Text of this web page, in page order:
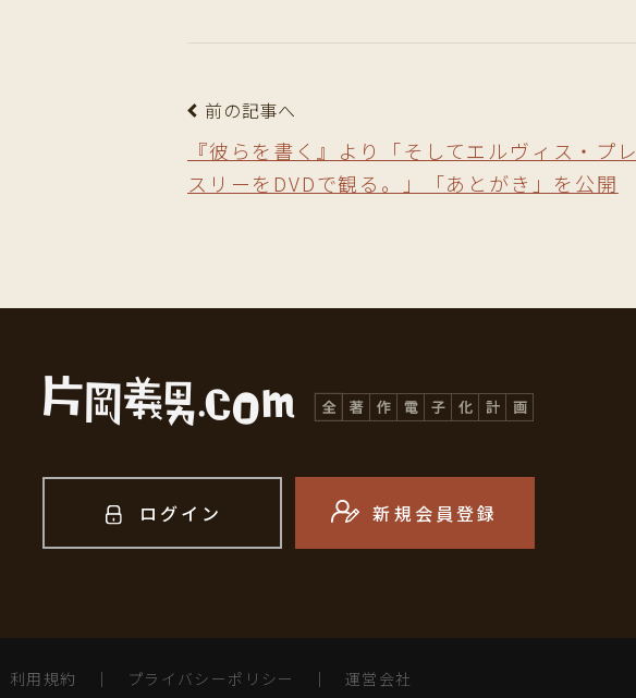
前の記事へ
『彼らを書く』より「そしてエルヴィス・プレ
スリーをDVDで観る。」「あとがき」を公開
ログイン 新規会員登録
利用規約 ｜ プライバシーポリシー ｜運営会社